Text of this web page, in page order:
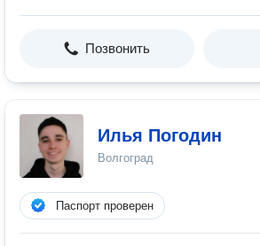
Позвонить
Илья Погодин
Волгоград
Паспорт проверен